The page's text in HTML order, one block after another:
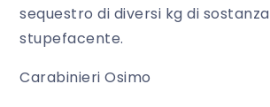
sequestro di diversi kg di sostanza
stupefacente.
Carabinieri Osimo